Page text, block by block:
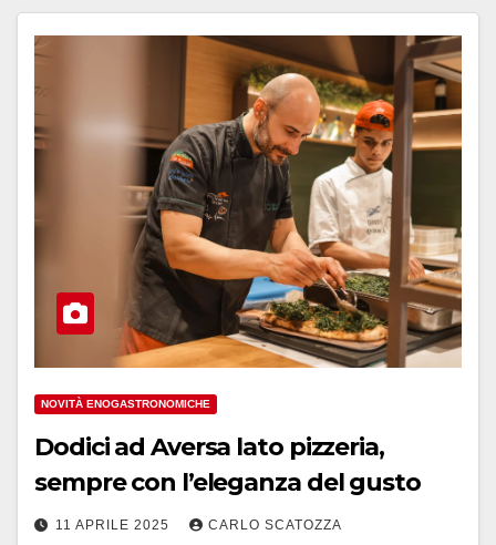
NOVITÀ ENOGASTRONOMICHE
Dodici ad Aversa lato pizzeria,
sempre con l’eleganza del gusto
11 APRILE 2025 CARLO SCATOZZA